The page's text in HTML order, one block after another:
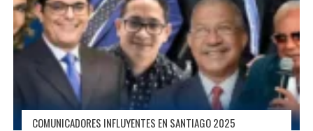
COMUNICADORES INFLUYENTES EN SANTIAGO 2025